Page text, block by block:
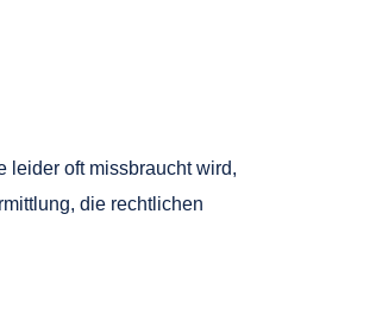
leider oft missbraucht wird,
die rechtlichen